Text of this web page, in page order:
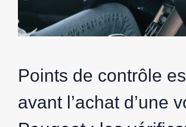
Points de contrôle
avant l’achat d’une